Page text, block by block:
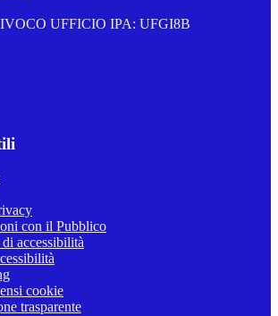
UFFICIO IPA: UFGI8B
con il Pubblico
accessibilità
cookie
trasparente